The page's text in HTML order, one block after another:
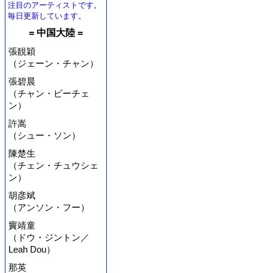
注目のアーティストです。
毎日更新しています。
= 中国大陸 =
張靚穎
（ジェーン・チャン）
張碧晨
（チャン・ビーチェ
ン）
許嵩
（シュー・ソン）
陳楚生
（チェン・チュウシェ
ン）
胡彦斌
（アンソン・フー）
竇靖童
（ドウ・ジントン／
Leah Dou）
那英